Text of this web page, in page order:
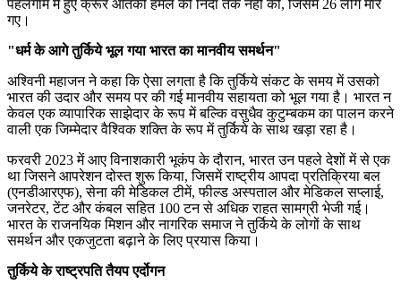
पहलगाम में हुए क्रूर आतंकी हमले की निंदा तक नहीं की, जिसमें 26 लोग मारे
गए।
"धर्म के आगे तुर्किये भूल गया भारत का मानवीय समर्थन"
अश्विनी महाजन ने कहा कि ऐसा लगता है कि तुर्किये संकट के समय में उसको
भारत की उदार और समय पर की गई मानवीय सहायता को भूल गया है। भारत न
केवल एक व्यापारिक साझेदार के रूप में बल्कि वसुधैव कुटुम्बकम का पालन करने
वाली एक जिम्मेदार वैश्विक शक्ति के रूप में तुर्किये के साथ खड़ा रहा है।
फरवरी 2023 में आए विनाशकारी भूकंप के दौरान, भारत उन पहले देशों में से एक
था जिसने आपरेशन दोस्त शुरू किया, जिसमें राष्ट्रीय आपदा प्रतिक्रिया बल
(एनडीआरएफ), सेना की मेडिकल टीमें, फील्ड अस्पताल और मेडिकल सप्लाई,
जनरेटर, टेंट और कंबल सहित 100 टन से अधिक राहत सामग्री भेजी गई।
भारत के राजनयिक मिशन और नागरिक समाज ने तुर्किये के लोगों के साथ
समर्थन और एकजुटता बढ़ाने के लिए प्रयास किया।
तुर्किये के राष्ट्रपति तैयप एर्दोगन